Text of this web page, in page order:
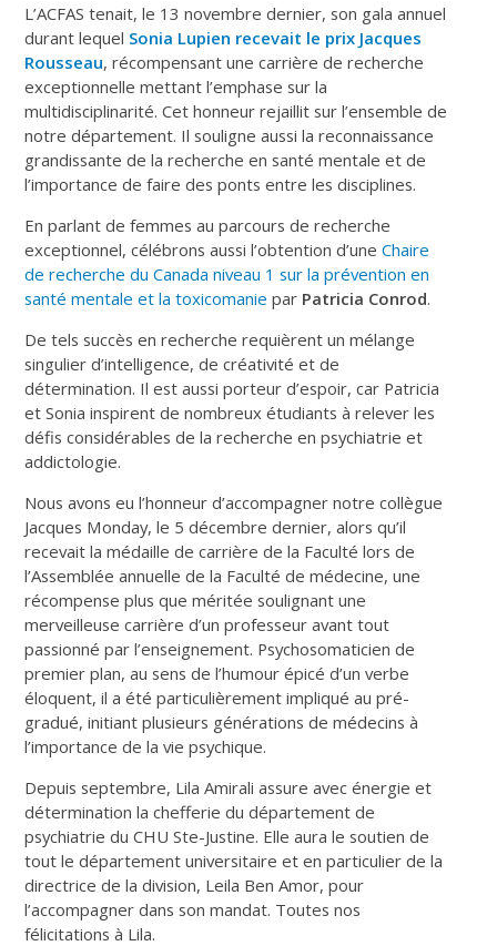
L’ACFAS tenait, le 13 novembre dernier, son gala annuel
durant lequel Sonia Lupien recevait le prix Jacques
Rousseau, récompensant une carrière de recherche
exceptionnelle mettant l’emphase sur la
multidisciplinarité. Cet honneur rejaillit sur l’ensemble de
notre département. Il souligne aussi la reconnaissance
grandissante de la recherche en santé mentale et de
l’importance de faire des ponts entre les disciplines.
En parlant de femmes au parcours de recherche
exceptionnel, célébrons aussi l’obtention d’uneChaire
de recherche du Canada niveau 1 sur la prévention en
santé mentale et la toxicomanie par Patricia Conrod.
De tels succès en recherche requièrent un mélange
singulier d’intelligence, de créativité et de
détermination. Il est aussi porteur d’espoir, car Patricia
et Sonia inspirent de nombreux étudiants à relever les
défis considérables de la recherche en psychiatrie et
addictologie.
Nous avons eu l’honneur d’accompagner notre collègue
Jacques Monday, le 5 décembre dernier, alors qu’il
recevait la médaille de carrière de la Faculté lors de
l’Assemblée annuelle de la Faculté de médecine, une
récompense plus que méritée soulignant une
merveilleuse carrière d’un professeur avant tout
passionné par l’enseignement. Psychosomaticien de
premier plan, au sens de l’humour épicé d’un verbe
éloquent, il a été particulièrement impliqué au pré-
gradué, initiant plusieurs générations de médecins à
l’importance de la vie psychique.
Depuis septembre, Lila Amirali assure avec énergie et
détermination la chefferie du département de
psychiatrie du CHU Ste-Justine. Elle aura le soutien de
tout le département universitaire et en particulier de la
directrice de la division, Leila Ben Amor, pour
l’accompagner dans son mandat. Toutes nos
félicitations à Lila.